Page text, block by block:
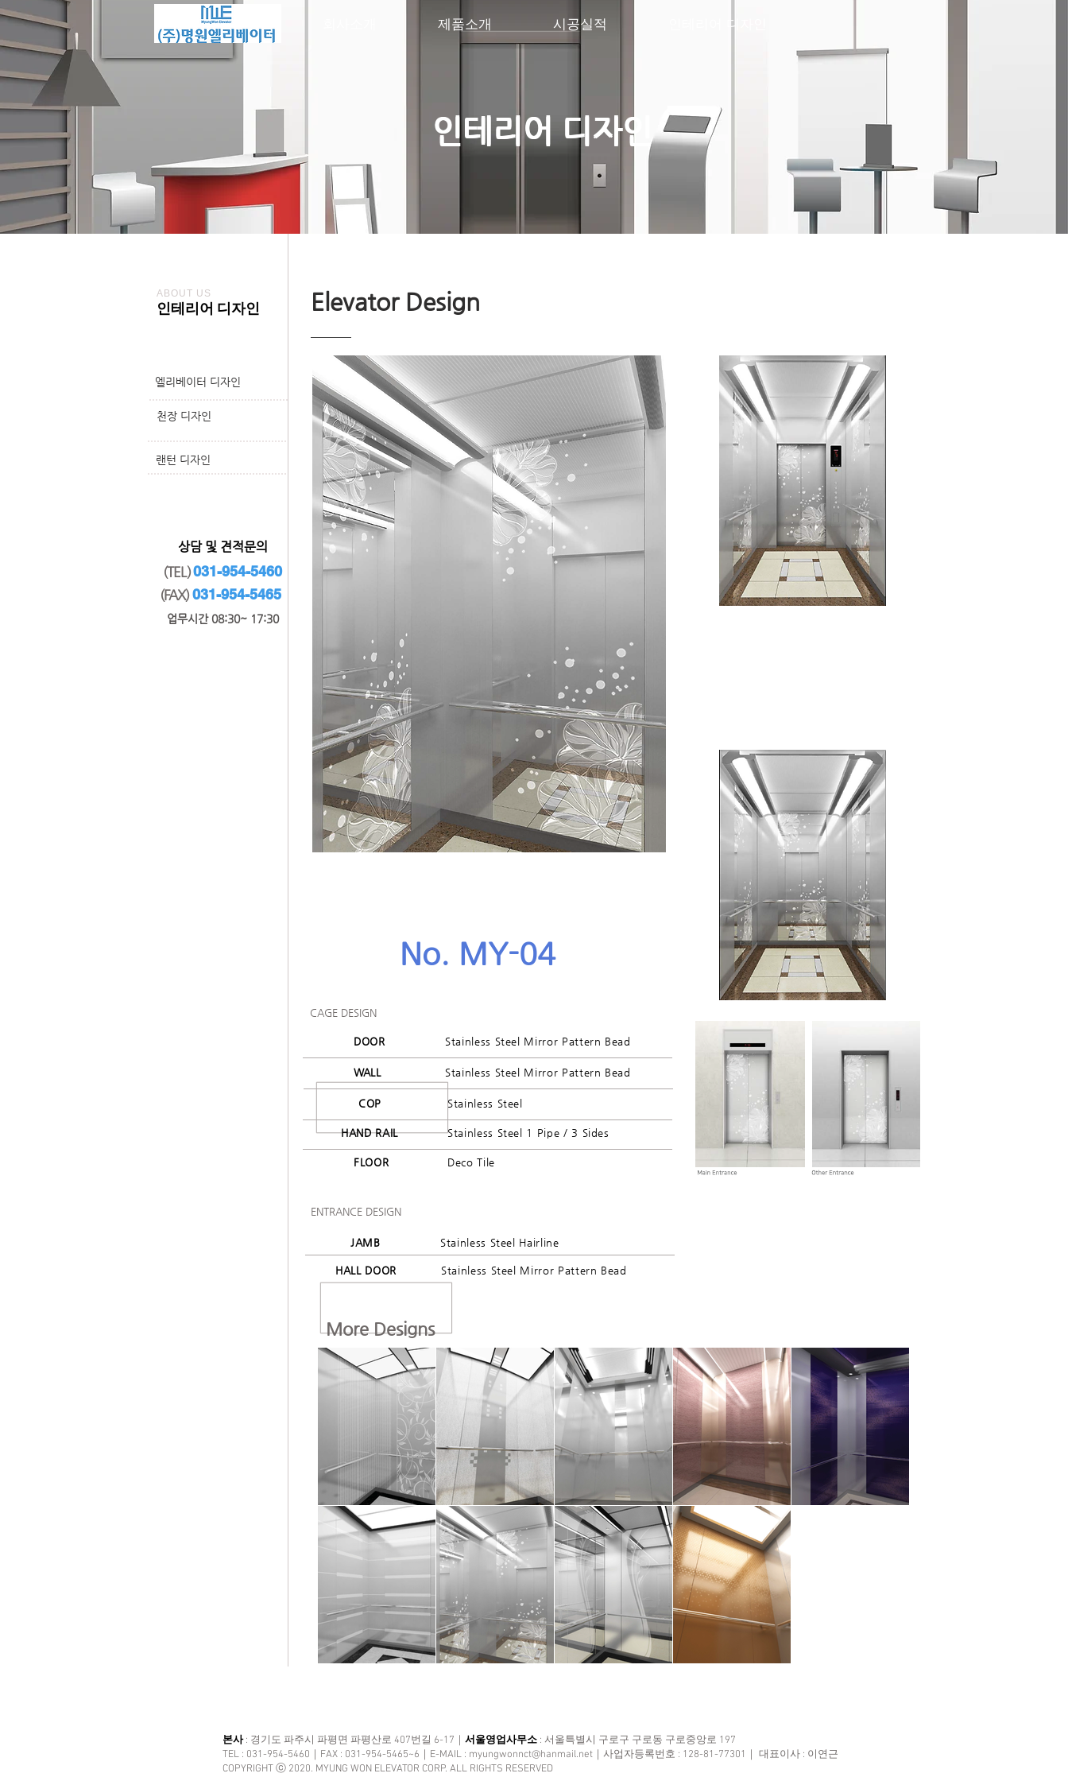
제품소개 시공실적 인테리어 디자인
인테리어 디자인
ABOUT US
인테리어 디자인
엘리베이터 디자인
천장 디자인
랜턴 디자인
​상담 및 견적문의
(TEL)031-954-5460
(FAX)031-954-5465
​업무시간 08:30~ 17:30
Elevator Design
No. MY-04
CAGE DESIGN
Stainless Steel Mirror Pattern Bead
Stainless Steel Mirror Pattern Bead
Stainless Steel
Stainless Steel 1 Pipe / 3 Sides
Deco Tile
DOOR
WALL
COP
HAND RAIL
FLOOR
ENTRANCE DESIGN
Stainless Steel Mirror Pattern Bead
JAMB Stainless Steel Hairline
HALL DOOR
More Designs
본사: 경기도 파주시 파평면 파평산로 407번길 6-17｜ 서울영업사무소 : 서울특별시 구로구 구로동 구로중앙로 197
TEL : 031-954-5460｜FAX : 031-954-5465~6｜E-MAIL : myungwonnct@hanmail.net ｜사업자등록번호 : 128-81-77301｜ 대표이사 : 이연근
COPYRIGHT ⓒ 2020. MYUNG WON ELEVATOR CORP. ALL RIGHTS RESERVED